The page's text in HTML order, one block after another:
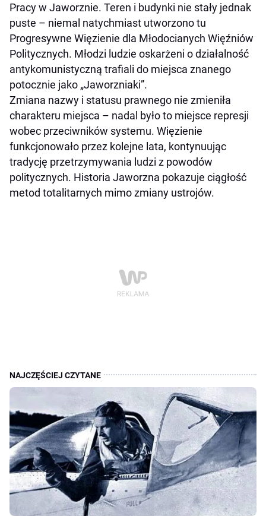
Pracy w Jaworznie. Teren i budynki nie stały jednak
puste – niemal natychmiast utworzono tu
Progresywne Więzienie dla Młodocianych Więźniów
Politycznych. Młodzi ludzie oskarżeni o działalność
antykomunistyczną trafiali do miejsca znanego
potocznie jako „Jaworzniaki”.
Zmiana nazwy i statusu prawnego nie zmieniła
charakteru miejsca – nadal było to miejsce represji
wobec przeciwników systemu. Więzienie
funkcjonowało przez kolejne lata, kontynuując
tradycję przetrzymywania ludzi z powodów
politycznych. Historia Jaworzna pokazuje ciągłość
metod totalitarnych mimo zmiany ustrojów.